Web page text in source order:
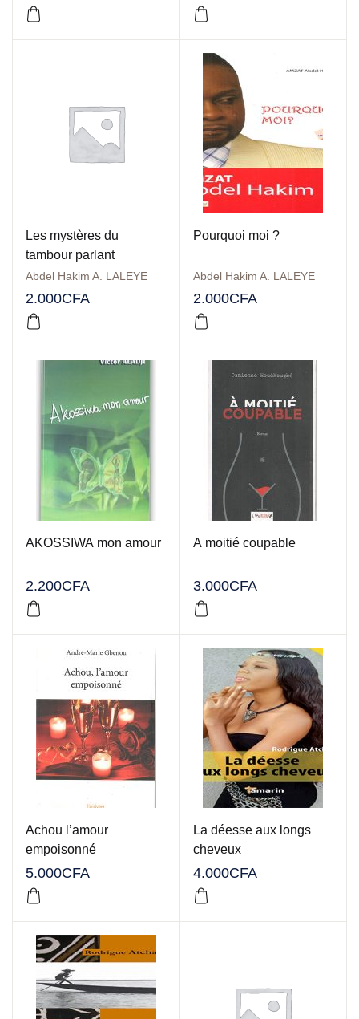
Les mystères du
tambour parlant
Abdel Hakim A. LALEYE
2.000CFA
Pourquoi moi ?
Abdel Hakim A. LALEYE
2.000CFA
AKOSSIWA mon amour
2.200CFA
A moitié coupable
3.000CFA
Achou l’amour
empoisonné
5.000CFA
La déesse aux longs
cheveux
4.000CFA